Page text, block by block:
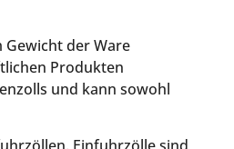
der Ware
Produkten
und kann sowohl